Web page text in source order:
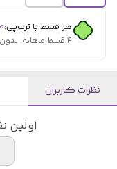
هر قسط با ترب‌پی:
۴ قسط ماهانه. بدون سود، چک و ضامن.
نظرات کاربران
اولین